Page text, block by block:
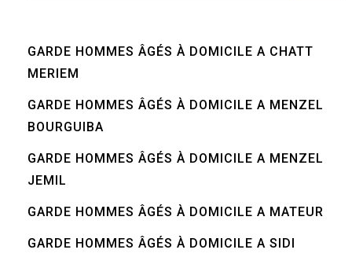
GARDE HOMMES ÂGÉS À DOMICILE A CHATT
MERIEM
GARDE HOMMES ÂGÉS À DOMICILE A MENZEL
BOURGUIBA
GARDE HOMMES ÂGÉS À DOMICILE A MENZEL
JEMIL
GARDE HOMMES ÂGÉS À DOMICILE A MATEUR
GARDE HOMMES ÂGÉS À DOMICILE A SIDI